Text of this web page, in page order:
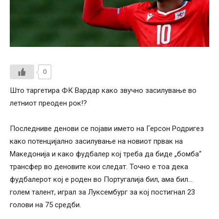
0
Што таргетира ФК Вардар како звучно засилување во
летниот преоден рок!?
Последниве денови се појави името на Герсон Родригез
како потенцијално засилување на новиот првак на
Македонија и како фудбалер кој треба да биде „бомба“
трансфер во деновите кои следат. Точно е тоа дека
фудбалерот кој е роден во Португалија бил, ама бил…
голем талент, играл за Луксембург за кој постигнал 23
голови на 75 средби.